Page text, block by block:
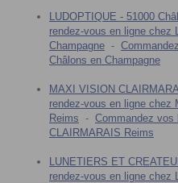
LUDOPTIQUE - 51000
rendez-vous en ligne chez
Champagne -
Châlons en Champagne
MAXI VISION
rendez-vous en ligne chez
Reims - Commandez
CLAIRMARAIS Reims
LUNETIERS ET
rendez-vous en ligne chez